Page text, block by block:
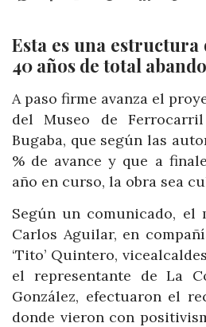
Esta es una estructura
40 años de total
A paso firme avanza el
del Museo de
Bugaba, que según las
% de avance y que a
año en curso, la obra sea
Según un comunicado,
Carlos Aguilar, en
‘Tito’ Quintero,
el representante de La
González, efectuaron el
donde vieron con